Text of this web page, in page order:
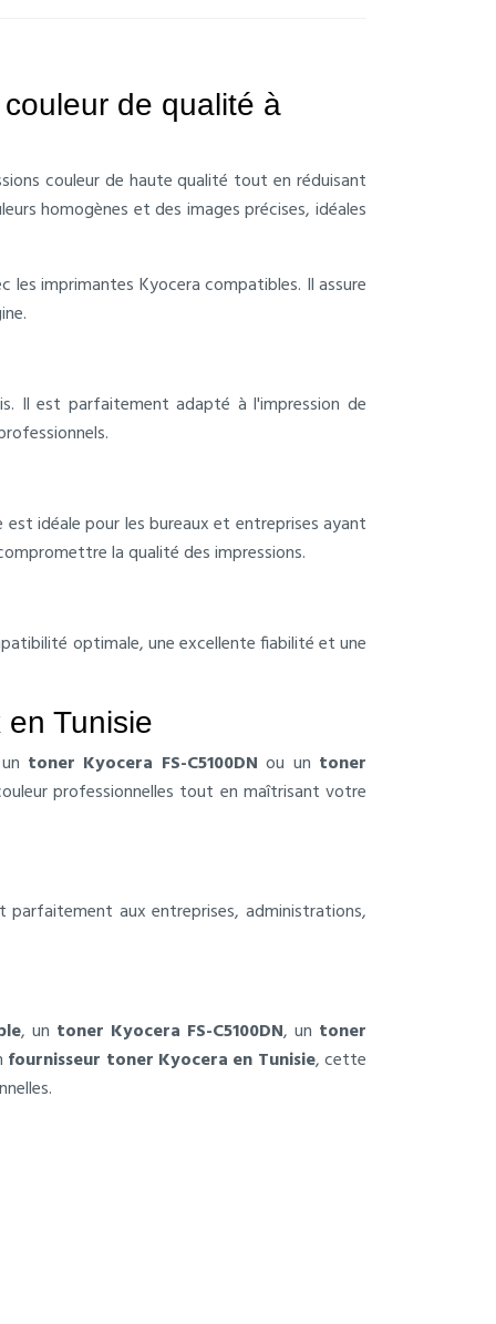
de qualité à
couleur de haute qualité tout en réduisant
homogènes et des images précises, idéales
imprimantes Kyocera compatibles. Il assure
Il est parfaitement adapté à l'impression de
idéale pour les bureaux et entreprises ayant
la qualité des impressions.
optimale, une excellente fiabilité et une
Tunisie
toner Kyocera FS-C5100DN ou un toner
professionnelles tout en maîtrisant votre
aux entreprises, administrations,
, un toner Kyocera FS-C5100DN, un toner
fournisseur toner Kyocera en Tunisie, cette